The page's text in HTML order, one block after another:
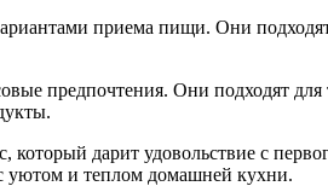
приема пищи. Они
предпочтения. Они подходят
дарит удовольствие с
уютом и теплом домашней кухни.